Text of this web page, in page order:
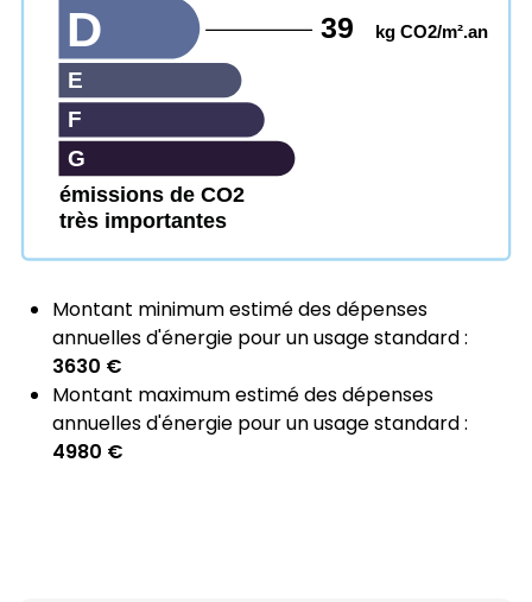
émissions de CO2
très importantes
G
F
E
D 39 kg CO2/m².an
Montant minimum estimé des dépenses
annuelles d'énergie pour un usage standard :
3630 €
Montant maximum estimé des dépenses
annuelles d'énergie pour un usage standard :
4980 €